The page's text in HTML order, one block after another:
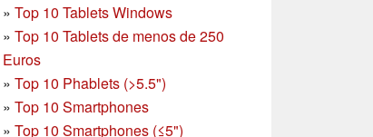
» Top 10 Tablets Windows
» Top 10 Tablets de menos de 250
Euros
» Top 10 Phablets (>5.5")
» Top 10 Smartphones
» Top 10 Smartphones (≤5")